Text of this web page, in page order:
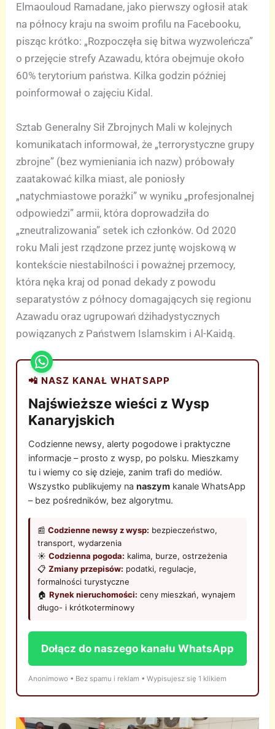
Elmaouloud Ramadane, jako pierwszy ogłosił atak
na północy kraju na swoim profilu na Facebooku,
pisząc krótko: „Rozpoczęła się bitwa wyzwoleńcza”
o przejęcie strefy Azawadu, która obejmuje około
60% terytorium państwa. Kilka godzin później
poinformował o zajęciu Kidal.
Sztab Generalny Sił Zbrojnych Mali w kolejnych
komunikatach informował, że „terrorystyczne grupy
zbrojne” (bez wymieniania ich nazw) próbowały
zaatakować kilka miast, ale poniosły
„natychmiastowe porażki” w wyniku „profesjonalnej
odpowiedzi” armii, która doprowadziła do
„zneutralizowania” setek ich członków. Od 2020
roku Mali jest rządzone przez juntę wojskową w
kontekście niestabilności i poważnej przemocy,
która nęka kraj od ponad dekady z powodu
separatystów z północy domagających się regionu
Azawadu oraz ugrupowań dżihadystycznych
powiązanych z Państwem Islamskim i Al-Kaidą.
📲 NASZ KANAŁ WHATSAPP
Najświeższe wieści z Wysp
Kanaryjskich
Codzienne newsy, alerty pogodowe i praktyczne
informacje – prosto z wysp, po polsku. Mieszkamy
tu i wiemy co się dzieje, zanim trafi do mediów.
Wszystko publikujemy nanaszym kanale WhatsApp
– bez pośredników, bez algorytmu.
📰Codzienne newsy z wysp: bezpieczeństwo,
transport, wydarzenia
☀️Codzienna pogoda: kalima, burze, ostrzeżenia
📋Zmiany przepisów: podatki, regulacje,
formalności turystyczne
🏠Rynek nieruchomości: ceny mieszkań, wynajem
długo- i krótkoterminowy
Dołącz do naszego kanału WhatsApp
Anonimowo • Bez spamu i reklam • Wypisujesz się 1 klikiem